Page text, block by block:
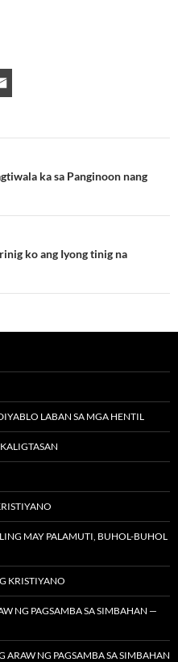
ka sa Panginoon nang
ko ang Iyong tinig na
LABAN SA MGA HENTIL
MAY PALAMUTI, BUHOL-BUHOL
KRISTIYANO
NG PAGSAMBA SA SIMBAHAN —
ARAW NG PAGSAMBA SA SIMBAHAN